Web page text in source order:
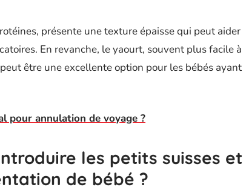
présente une texture épaisse qui peut aider
En revanche, le yaourt, souvent plus facile à
être une excellente option pour les bébés ayant
pour annulation de voyage ?
les petits suisses et
de bébé ?